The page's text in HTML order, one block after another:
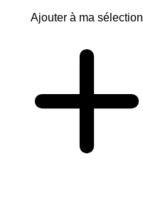
Ajouter à ma sélection